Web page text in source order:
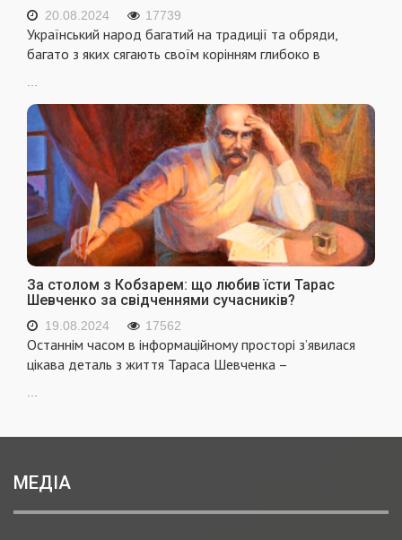
20.08.2024 17739
Український народ багатий на традиції та обряди,
багато з яких сягають своїм корінням глибоко в
...
За столом з Кобзарем: що любив їсти Тарас
Шевченко за свідченнями сучасників?
19.08.2024 17562
Останнім часом в інформаційному просторі з’явилася
цікава деталь з життя Тараса Шевченка –
МЕДІА